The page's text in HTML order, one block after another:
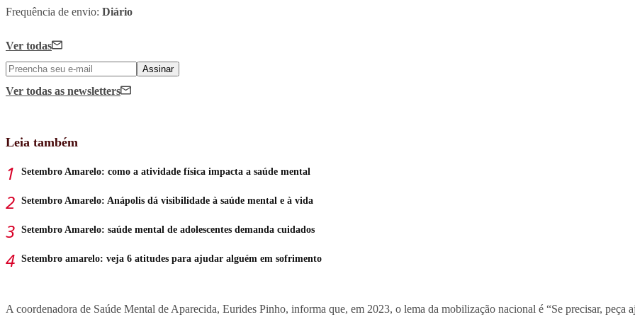
Frequência de envio: Diário
Ver todas
Assinar
Ver todas as newsletters
Leia também
Setembro Amarelo: como a atividade física impacta a saúde mental
Setembro Amarelo: Anápolis dá visibilidade à saúde mental e à vida
Setembro Amarelo: saúde mental de adolescentes demanda cuidados
Setembro amarelo: veja 6 atitudes para ajudar alguém em sofrimento
A coordenadora de Saúde Mental de Aparecida, Eurides Pinho, informa que, em 2023, o lema da mobilização nacional é “Se precisar, peça